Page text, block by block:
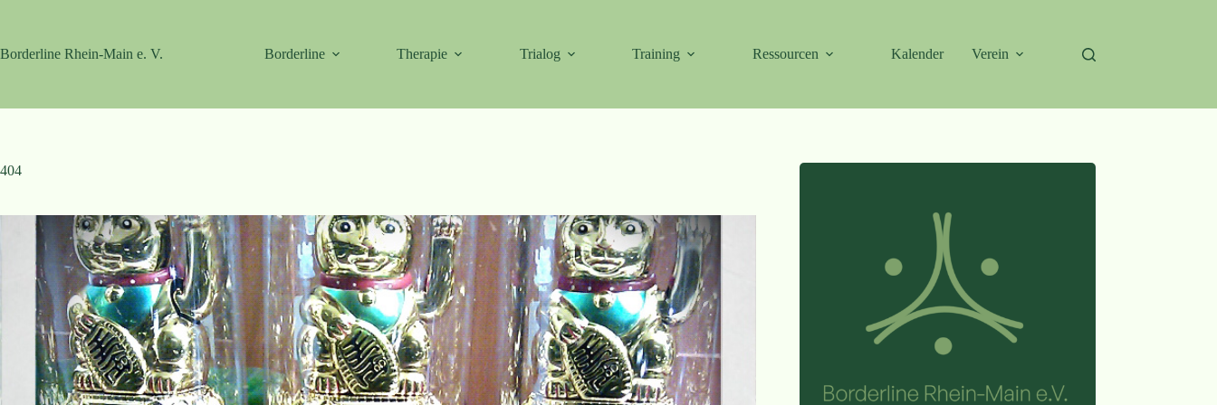
Borderline Rhein-Main e. V.
Borderline Therapie Trialog Training Ressourcen Kalender Verein
404